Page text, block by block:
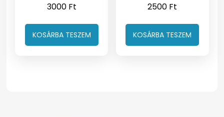
3000 Ft
KOSÁRBA TESZEM
2500 Ft
KOSÁRBA TESZEM